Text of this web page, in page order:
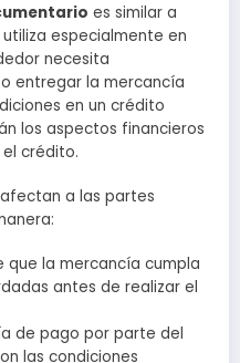
es similar a
especialmente en
necesita
entregar la mercancía
en un crédito
los aspectos financieros
crédito.
a las partes
que la mercancía cumpla
antes de realizar el
de pago por parte del
las condiciones